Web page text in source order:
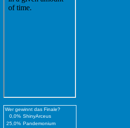
Wer gewinnt das Finale?
0,0% ShinyArceus
25,0% Pandemonium